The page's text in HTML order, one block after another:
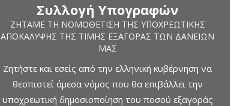
Συλλογή Υπογραφών
ΖΗΤΆΜΕ ΤΗ ΝΟΜΟΘΈΤΙΣΗ ΤΗΣ ΥΠΟΧΡΕΩΤΙΚΉΣ
ΑΠΟΚΆΛΥΨΗΣ ΤΗΣ ΤΙΜΉΣ ΕΞΑΓΟΡΆΣ ΤΩΝ ΔΑΝΕΊΩΝ
ΜΑΣ
Ζητήστε και εσείς από την ελληνική κυβέρνηση να
θεσπιστεί άμεσα νόμος που θα επιβάλλει την
υποχρεωτική δημοσιοποίηση του ποσού εξαγοράς